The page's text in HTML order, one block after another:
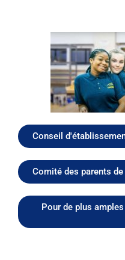
Conseil
Comité des parents de
Pour de plus